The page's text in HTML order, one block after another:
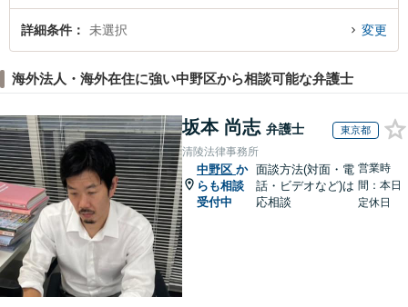
索したい』『初回相談無料で海外法人・海外在住の詐欺師を法律相談できる中
野区内の弁護士に相談予約したい』などでお困りの相談者さんにおすすめで
詳細条件 未選択 変更
海外法人・海外在住に強い中野区から相談可能な弁護士
坂本 尚志 弁護士 東京都
清陵法律事務所
中野区 か
らも相談
受付中
面談方法(対面・電
話・ビデオなど)は
応相談
営業時
間：本日
定休日